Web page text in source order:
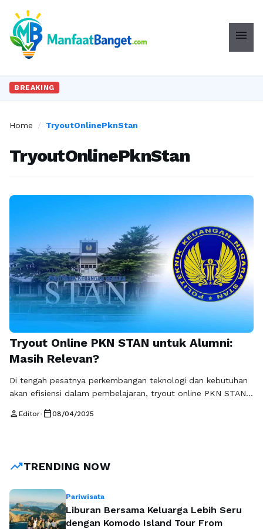
menu
BREAKING
Home / TryoutOnlinePknStan
TryoutOnlinePknStan
Tryout Online PKN STAN untuk Alumni:
Masih Relevan?
Di tengah pesatnya perkembangan teknologi dan kebutuhan
akan efisiensi dalam pembelajaran, tryout online PKN STAN
lulusan. PKN STAN sebagai salah satu perguruan tinggi
PKN …Baca Selengkapnya
person Editor• calendar_today08/04/2025
trending_upTRENDING NOW
Pariwisata
Liburan Bersama Keluarga Lebih Seru
dengan Komodo Island Tour From